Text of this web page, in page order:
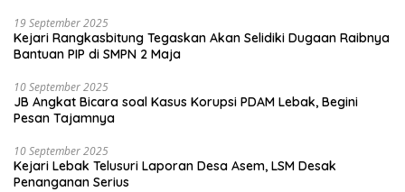
19 September 2025
Kejari Rangkasbitung Tegaskan Akan Selidiki Dugaan Raibnya
Bantuan PIP di SMPN 2 Maja
10 September 2025
JB Angkat Bicara soal Kasus Korupsi PDAM Lebak, Begini
Pesan Tajamnya
10 September 2025
Kejari Lebak Telusuri Laporan Desa Asem, LSM Desak
Penanganan Serius